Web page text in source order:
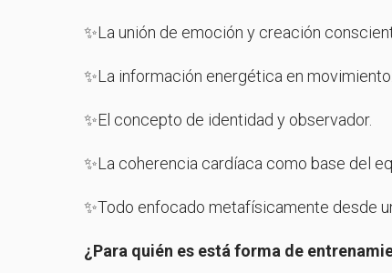
✨La unión de emoción y creación
✨La información energética en movimiento.
✨El concepto de identidad y observador.
✨La coherencia cardíaca como base del
✨Todo enfocado metafísicamente desde
¿Para quién es está forma de